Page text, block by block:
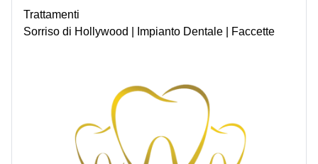
Trattamenti
Sorriso di Hollywood | Impianto Dentale | Faccette